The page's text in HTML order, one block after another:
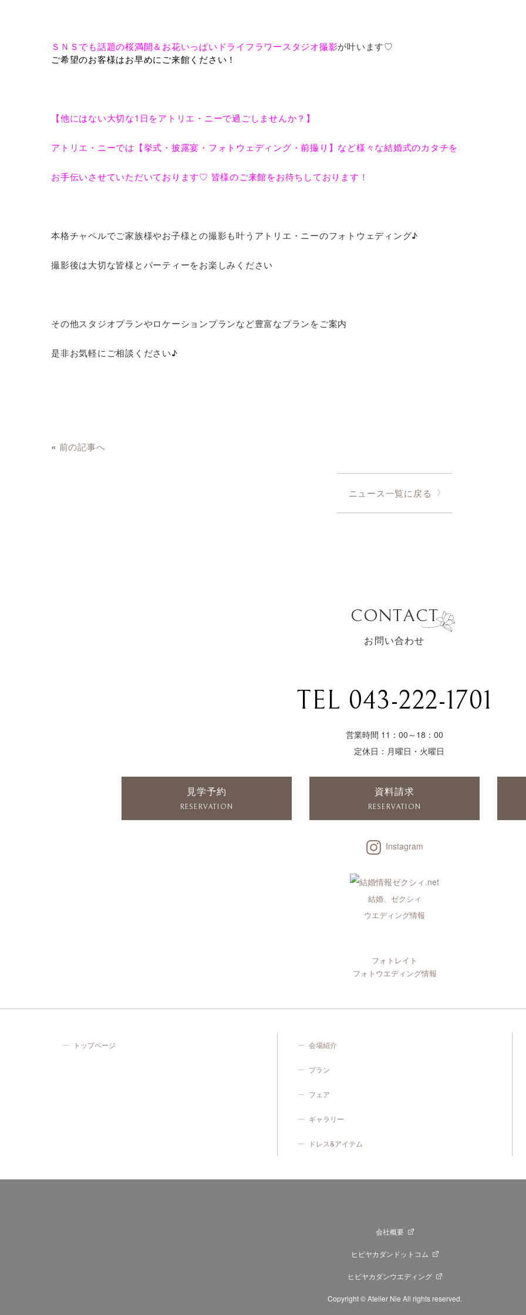
ＳＮＳでも話題の桜満開＆お花いっぱいドライフラワースタジオ撮影が叶います♡
ご希望のお客様はお早めにご来館ください！
【他にはない大切な1日をアトリエ・ニーで過ごしませんか？】
アトリエ・ニーでは【挙式・披露宴・フォトウェディング・前撮り】など様々な結婚式のカタチを
お手伝いさせていただいております♡ 皆様のご来館をお待ちしております！
本格チャペルでご家族様やお子様との撮影も叶うアトリエ・ニーのフォトウェディング♪
撮影後は大切な皆様とパーティーをお楽しみください
その他スタジオプランやロケーションプランなど豊富なプランをご案内
是非お気軽にご相談ください♪
« 前の記事へ
ニュース一覧に戻る
CONTACT
お問い合わせ
TEL 043-222-1701
営業時間 11：00～18：00
定休日：月曜日・火曜日
見学予約
RESERVATION
資料請求
RESERVATION
Instagram
結婚、ゼクシィ
ウエディング情報
フォトレイト
フォトウエディング情報
トップページ 会場紹介
プラン
フェア
ギャラリー
ドレス&アイテム
会社概要
ヒビヤカダンドットコム
ヒビヤカダンウエディング
Copyright © Atelier Nie All rights reserved.